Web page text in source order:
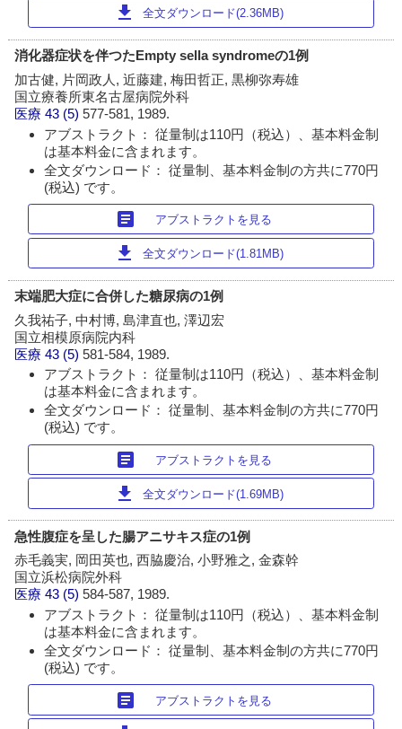
download 全文ダウンロード(2.36MB)
消化器症状を伴つたEmpty sella syndromeの1例
加古健, 片岡政人, 近藤建, 梅田哲正, 黒柳弥寿雄
国立療養所東名古屋病院外科
医療 43 (5)577-581, 1989.
アブストラクト： 従量制は110円（税込）、基本料金制
は基本料金に含まれます。
全文ダウンロード： 従量制、基本料金制の方共に770円
(税込) です。
article アブストラクトを見る
download 全文ダウンロード(1.81MB)
末端肥大症に合併した糖尿病の1例
久我祐子, 中村博, 島津直也, 澤辺宏
国立相模原病院内科
医療 43 (5)581-584, 1989.
アブストラクト： 従量制は110円（税込）、基本料金制
は基本料金に含まれます。
全文ダウンロード： 従量制、基本料金制の方共に770円
(税込) です。
article アブストラクトを見る
download 全文ダウンロード(1.69MB)
急性腹症を呈した腸アニサキス症の1例
赤毛義実, 岡田英也, 西脇慶治, 小野雅之, 金森幹
国立浜松病院外科
医療 43 (5)584-587, 1989.
アブストラクト： 従量制は110円（税込）、基本料金制
は基本料金に含まれます。
全文ダウンロード： 従量制、基本料金制の方共に770円
(税込) です。
article アブストラクトを見る